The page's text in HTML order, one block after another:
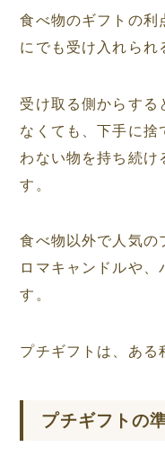
食べ物のギフトの利
にでも受け入れられ
受け取る側からする
なくても、下手に捨
わない物を持ち続け
す。
食べ物以外で人気の
ロマキャンドルや
す。
プチギフトは、ある
プチギフトの